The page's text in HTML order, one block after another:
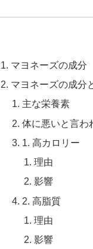
マヨネーズの成分
マヨネーズの成分
主な栄養素
体に悪いと言わ
1. 高カロリー
理由
影響
2. 高脂質
理由
影響